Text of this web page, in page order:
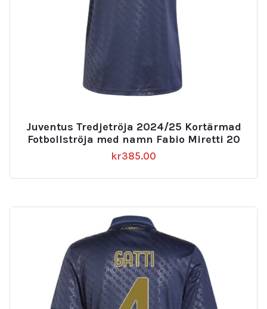
Juventus Tredjetröja 2024/25 Kortärmad
Fotbollströja med namn Fabio Miretti 20
kr385.00